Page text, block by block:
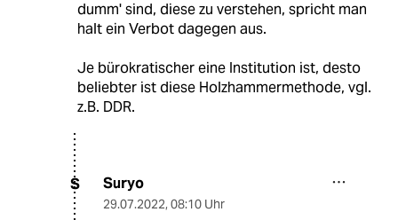
dumm' sind, diese zu verstehen, spricht man
halt ein Verbot dagegen aus.
Je bürokratischer eine Institution ist, desto
beliebter ist diese Holzhammermethode, vgl.
z.B. DDR.
S Suryo
29.07.2022, 08:10 Uhr